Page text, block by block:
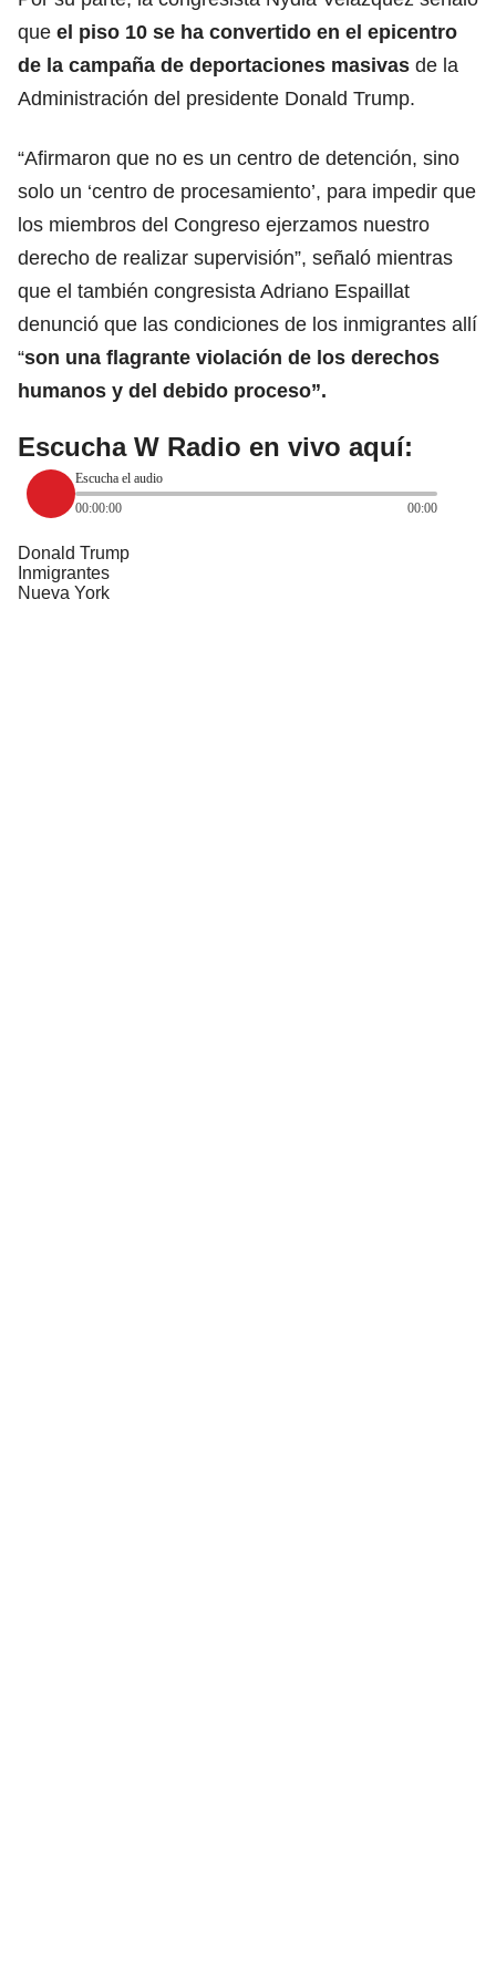
que el piso 10 se ha convertido en el epicentro
de la campaña de deportaciones masivas de la
Administración del presidente Donald Trump.
“Afirmaron que no es un centro de detención, sino
solo un ‘centro de procesamiento’, para impedir que
los miembros del Congreso ejerzamos nuestro
derecho de realizar supervisión”, señaló mientras
que el también congresista Adriano Espaillat
denunció que las condiciones de los inmigrantes allí
“son una flagrante violación de los derechos
humanos y del debido proceso”.
Escucha W Radio en vivo aquí:
Escucha el audio
00:00:00
00:00
Donald Trump
Inmigrantes
Nueva York